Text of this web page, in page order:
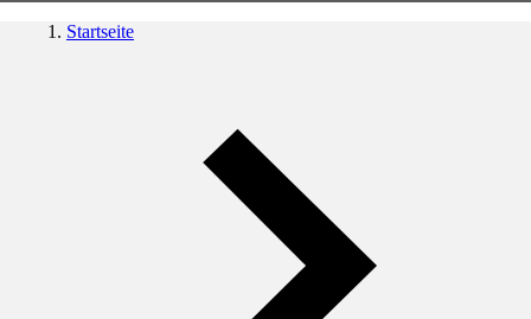
Startseite